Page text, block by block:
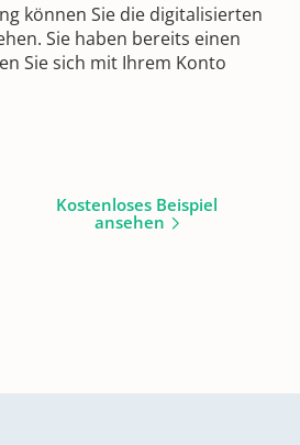
können Sie die digitalisierten
Sie haben bereits einen
Sie sich mit Ihrem Konto
Kostenloses Beispiel
ansehen